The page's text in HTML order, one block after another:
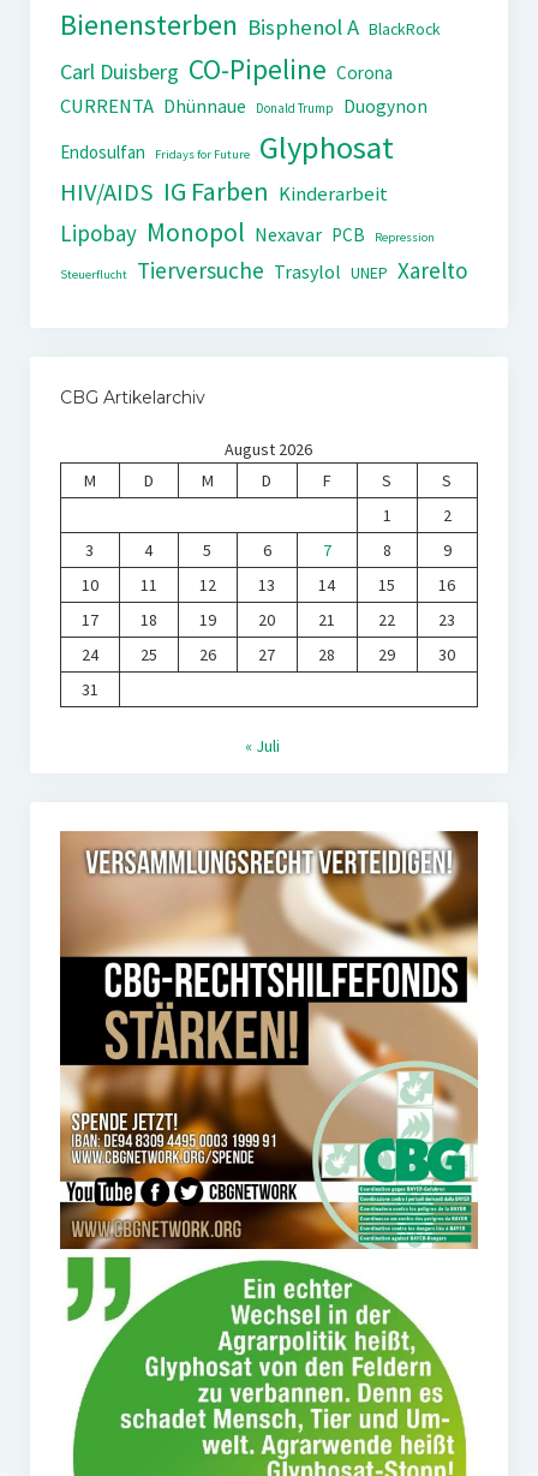
Bienensterben Bisphenol A BlackRock
Carl Duisberg CO-Pipeline Corona
CURRENTA Dhünnaue Donald Trump
Duogynon
Endosulfan
Fridays for Future Glyphosat
HIV/AIDS IG Farben Kinderarbeit
Lipobay Monopol Nexavar PCB Repression
Steuerflucht Tierversuche Trasylol UNEP Xarelto
CBG Artikelarchiv
August 2026
M
D M D F S
S
1
2
3
4 5 6 7 8
9
10
11 12 13 14 15
16
17
18 19 20 21 22
23
24
25 26 27 28 29
30
31
« Juli